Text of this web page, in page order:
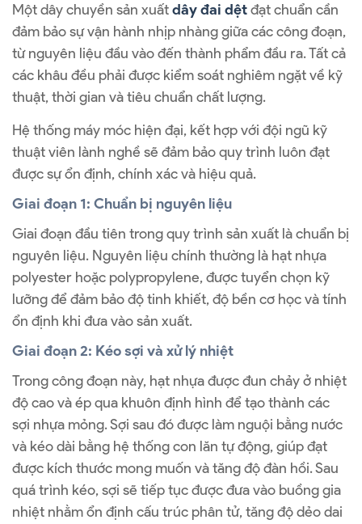
Một dây chuyền sản xuấtdây đai dệtđạt chuẩn cần
đảm bảo sự vận hành nhịp nhàng giữa các công đoạn,
từ nguyên liệu đầu vào đến thành phẩm đầu ra. Tất cả
các khâu đều phải được kiểm soát nghiêm ngặt về kỹ
thuật, thời gian và tiêu chuẩn chất lượng.
Hệ thống máy móc hiện đại, kết hợp với đội ngũ kỹ
thuật viên lành nghề sẽ đảm bảo quy trình luôn đạt
được sự ổn định, chính xác và hiệu quả.
Giai đoạn 1: Chuẩn bị nguyên liệu
Giai đoạn đầu tiên trong quy trình sản xuất là chuẩn bị
nguyên liệu. Nguyên liệu chính thường là hạt nhựa
polyester hoặc polypropylene, được tuyển chọn kỹ
lưỡng để đảm bảo độ tinh khiết, độ bền cơ học và tính
ổn định khi đưa vào sản xuất.
Giai đoạn 2: Kéo sợi và xử lý nhiệt
Trong công đoạn này, hạt nhựa được đun chảy ở nhiệt
độ cao và ép qua khuôn định hình để tạo thành các
sợi nhựa mỏng. Sợi sau đó được làm nguội bằng nước
và kéo dài bằng hệ thống con lăn tự động, giúp đạt
được kích thước mong muốn và tăng độ đàn hồi. Sau
quá trình kéo, sợi sẽ tiếp tục được đưa vào buồng gia
nhiệt nhằm ổn định cấu trúc phân tử, tăng độ dẻo dai